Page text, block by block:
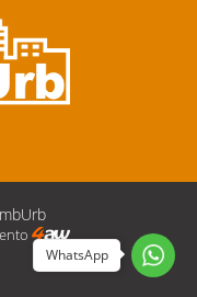
WhatsApp